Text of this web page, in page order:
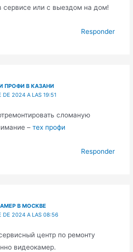
сервисе или с выездом на дом!
Responder
ПРОФИ В КАЗАНИ
DE 2024 A LAS 19:51
сломаную
– тех профи
Responder
В МОСКВЕ
DE 2024 A LAS 08:56
центр по ремонту
видеокамер.